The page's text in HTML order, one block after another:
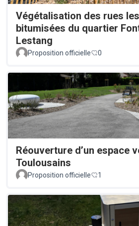
Végétalisation des rues
bitumisées du quartier
Lestang
Proposition officielle 0
Réouverture d’un espace
Toulousains
Proposition officielle 1